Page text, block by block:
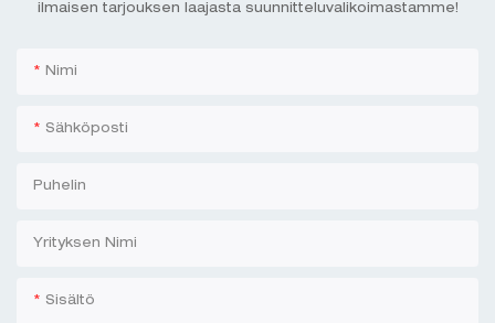
ilmaisen tarjouksen laajasta suunnitteluvalikoimastamme!
Nimi
Sähköposti
Puhelin
Yrityksen Nimi
Sisältö